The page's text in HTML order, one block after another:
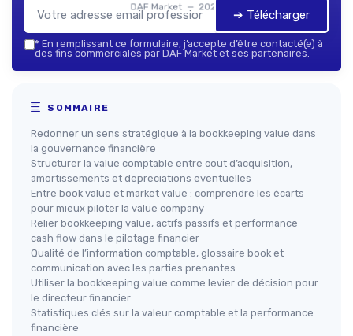
DAF Market — 2026
➔ Télécharger
* En remplissant ce formulaire, j’accepte d’être contacté(e) à
des fins commerciales par DAF Market et ses partenaires.
SOMMAIRE
Redonner un sens stratégique à la bookkeeping value dans
la gouvernance financière
Structurer la value comptable entre cout d’acquisition,
amortissements et depreciations eventuelles
Entre book value et market value : comprendre les écarts
pour mieux piloter la value company
Relier bookkeeping value, actifs passifs et performance
cash flow dans le pilotage financier
Qualité de l’information comptable, glossaire book et
communication avec les parties prenantes
Utiliser la bookkeeping value comme levier de décision pour
le directeur financier
Statistiques clés sur la valeur comptable et la performance
financière